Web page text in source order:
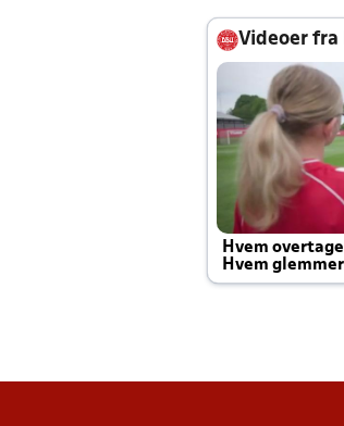
Videoer fra
Hvem
Hvem
Joachim altid